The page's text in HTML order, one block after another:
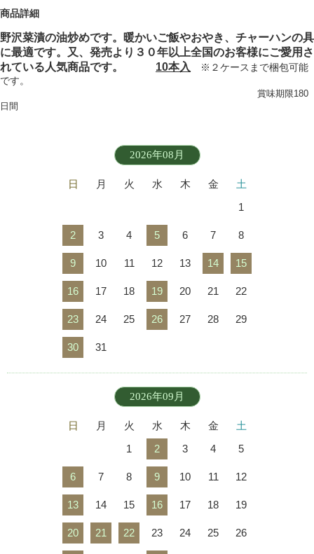
商品詳細
野沢菜漬の油炒めです。暖かいご飯やおやき、チャーハンの具
に最適です。又、発売より３０年以上全国のお客様にご愛用さ
れている人気商品です。
10本入
※２ケースまで梱包可能
です。
賞味期限180
日間
2026年08月
日 月 火 水 木 金
土
1
2 3 4 5 6 7 8
9 10 11 12 13 14 15
16 17 18 19 20 21 22
23 24 25 26 27 28 29
30 31
2026年09月
日 月 火 水 木 金
土
1
2 3 4 5
6 7 8 9 10 11 12
13 14 15 16 17 18 19
20 21 22 23 24 25 26